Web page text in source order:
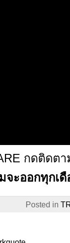
กดติดต
จะออกทุกเดื
Posted in